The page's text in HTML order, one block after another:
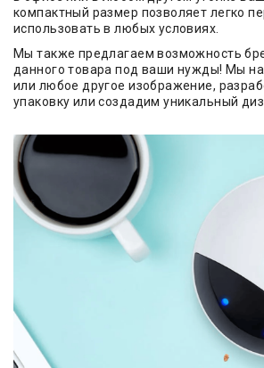
компактный размер позволяет легко
использовать в любых условиях.
Мы также предлагаем возможность
данного товара под ваши нужды! Мы
или любое другое изображение,
упаковку или создадим уникальный